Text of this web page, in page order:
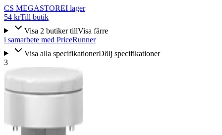
CS MEGASTOREI lager
54 krTill butik
Visa 2 butiker tillVisa färre
i samarbete med PriceRunner
Visa alla specifikationerDölj specifikationer
3